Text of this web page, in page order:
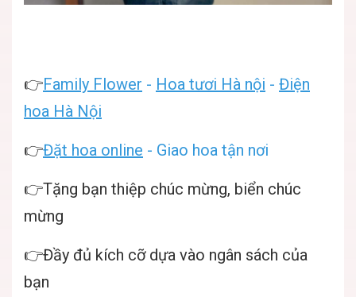
👉Family Flower - Hoa tươi Hà nội - Điện
hoa Hà Nội
👉Đặt hoa online - Giao hoa tận nơi
👉Tặng bạn thiệp chúc mừng, biển chúc
mừng
👉Đầy đủ kích cỡ dựa vào ngân sách của
bạn